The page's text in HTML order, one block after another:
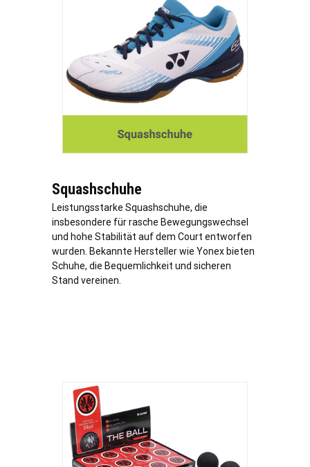
Squashschuhe
Leistungsstarke Squashschuhe, die
insbesondere für rasche Bewegungswechsel
und hohe Stabilität auf dem Court entworfen
wurden. Bekannte Hersteller wie Yonex bieten
Schuhe, die Bequemlichkeit und sicheren
Stand vereinen.